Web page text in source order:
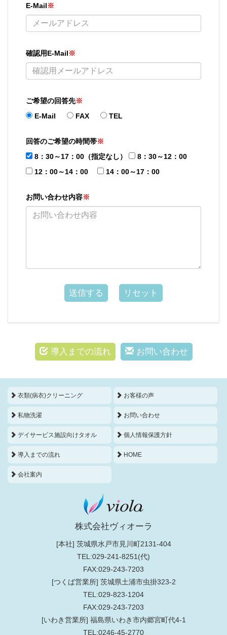
E-Mail※
確認用E-Mail※
ご希望の回答先※
E-Mail
FAX TEL
回答のご希望の時間帯※
8：30～17：00（指定なし）
8：30～12：00
12：00～14：00
14：00～17：00
お問い合わせ内容※
導入までの流れ お問い合わせ
衣類(病衣)クリーニング
私物洗濯
デイサービス施設向けタオル
導入までの流れ
会社案内
お客様の声
お問い合わせ
個人情報保護方針
HOME
株式会社ヴィオーラ
[本社] 茨城県水戸市見川町2131-404
TEL:029-241-8251(代)
FAX:029-243-7203
[つくば営業所] 茨城県土浦市虫掛323-2
TEL:029-823-1204
FAX:029-243-7203
[いわき営業所] 福島県いわき市内郷宮町代4-1
TEL:0246-45-2770